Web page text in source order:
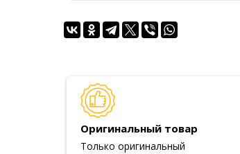
Оригинальный товар
Только оригинальный